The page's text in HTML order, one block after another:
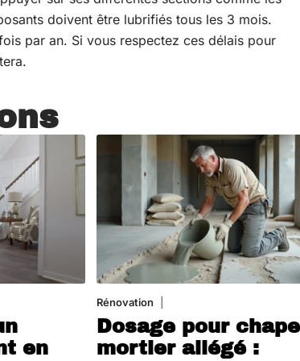
doivent être lubrifiés tous les 3 mois.
par an. Si vous respectez ces délais pour
en
Rénovation
Dosage pour chape
mortier allégé :